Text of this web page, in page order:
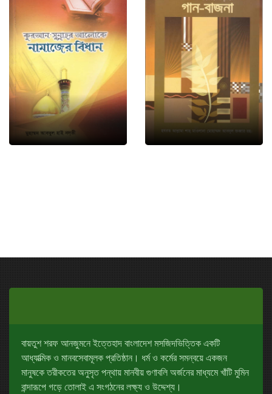
বায়তুশ শরফ আনজুমনে ইত্তেহাদ বাংলাদেশ মসজিদভিত্তিক একটি
আধ্যাত্মিক ও মানবসেবামূলক প্রতিষ্ঠান। ধর্ম ও কর্মের সমন্বয়ে একজন
মানুষকে তরীকতের অনুসৃত পন্থায় মানবীয় গুণাবলি অর্জনের মাধ্যমে খাঁটি মুমিন
বান্দারূপে গড়ে তোলাই এ সংগঠনের লক্ষ্য ও উদ্দেশ্য।